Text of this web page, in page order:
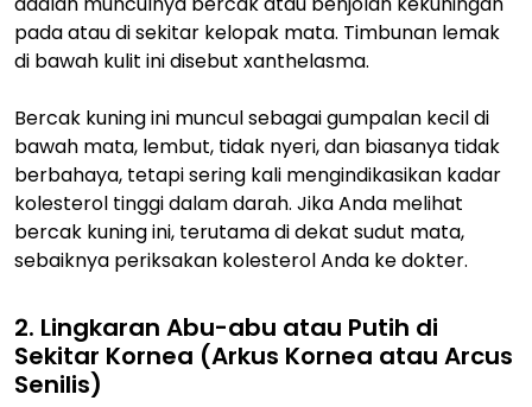
pada atau di sekitar kelopak mata. Timbunan lemak
di bawah kulit ini disebut xanthelasma.
Bercak kuning ini muncul sebagai gumpalan kecil di
bawah mata, lembut, tidak nyeri, dan biasanya tidak
berbahaya, tetapi sering kali mengindikasikan kadar
kolesterol tinggi dalam darah. Jika Anda melihat
bercak kuning ini, terutama di dekat sudut mata,
sebaiknya periksakan kolesterol Anda ke dokter.
2. Lingkaran Abu-abu atau Putih di
Sekitar Kornea (Arkus Kornea atau Arcus
Senilis)